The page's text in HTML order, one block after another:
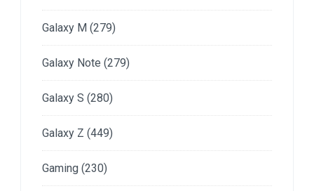
Galaxy M (279)
Galaxy Note (279)
Galaxy S (280)
Galaxy Z (449)
Gaming (230)